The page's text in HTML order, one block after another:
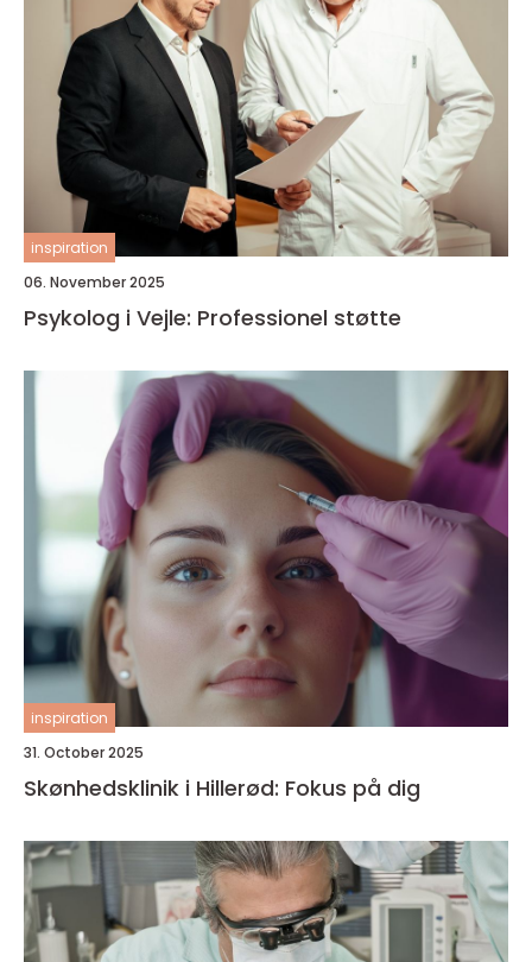
inspiration
06. November 2025
Psykolog i Vejle: Professionel støtte
inspiration
31. October 2025
Skønhedsklinik i Hillerød: Fokus på dig